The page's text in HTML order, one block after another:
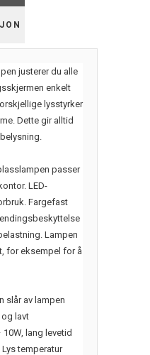
justerer du alle
enkelt
lysstyrker
Dette gir alltid
passer
LED-
Fargefast
Lampen
for eksempel for å
slår av lampen
lavt
lang levetid
Lys temperatur